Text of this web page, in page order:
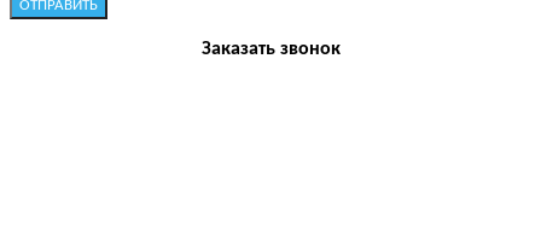
ОТПРАВИТЬ
Заказать звонок